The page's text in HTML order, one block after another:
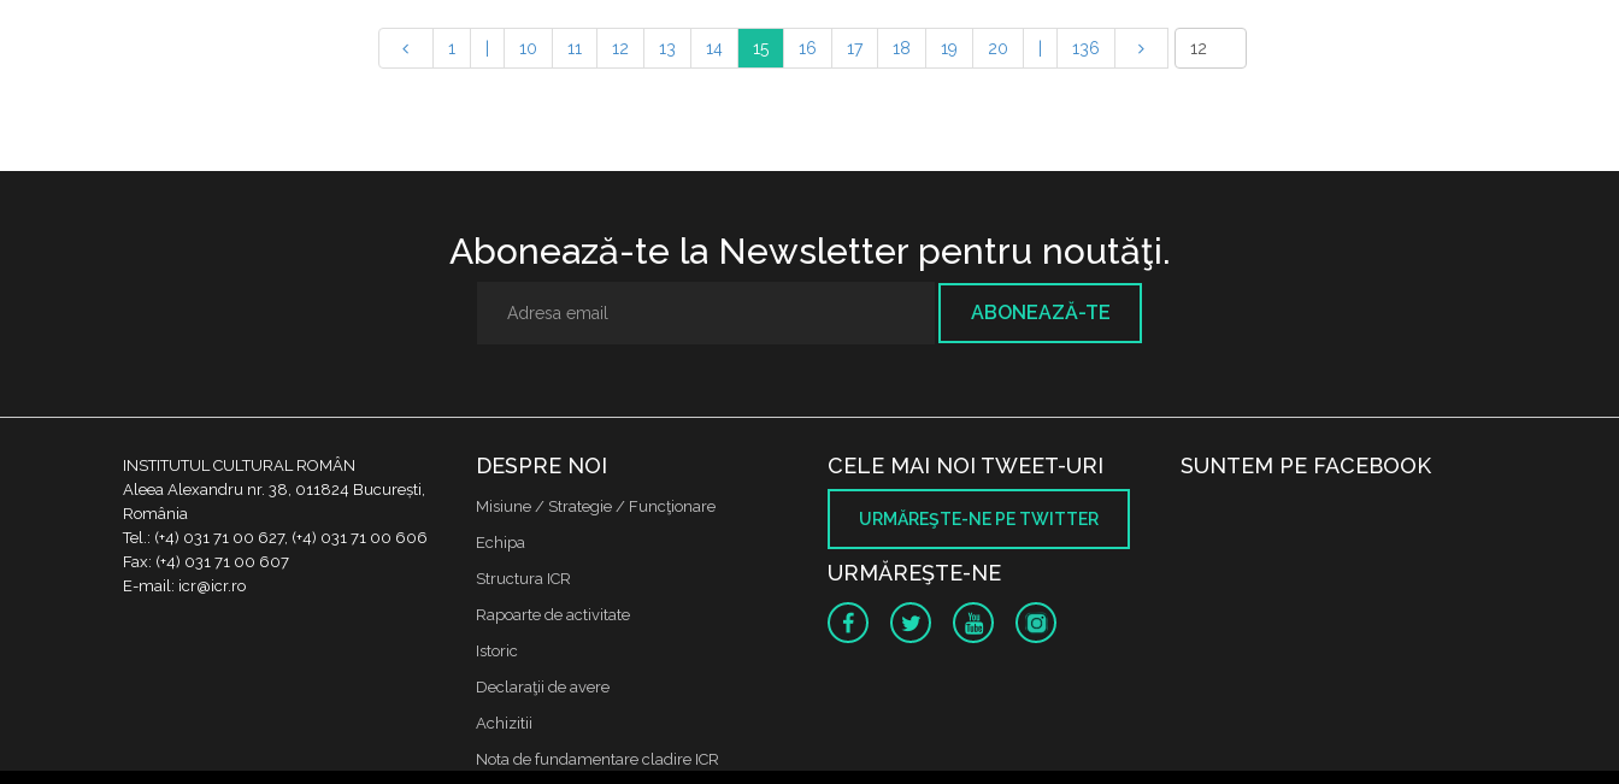
1 10 11 12 13 14 15 16 17 18 19 20 136
Abonează-te la Newsletter pentru noutăţi.
ABONEAZĂ-TE
INSTITUTUL CULTURAL ROMÂN
Aleea Alexandru nr. 38, 011824 București,
România
Tel.: (+4) 031 71 00 627, (+4) 031 71 00 606
Fax: (+4) 031 71 00 607
E-mail: icr@icr.ro
DESPRE NOI
Misiune / Strategie / Funcţionare
Echipa
Structura ICR
Rapoarte de activitate
Istoric
Declaraţii de avere
Achizitii
Nota de fundamentare cladire ICR
CELE MAI NOI TWEET-URI
URMĂREŞTE-NE PE TWITTER
URMĂREŞTE-NE
SUNTEM PE FACEBOOK